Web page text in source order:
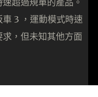
超過規單的產品。
3 ，運動模式時速
，但未知其他方面